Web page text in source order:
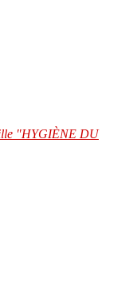
"HYGIÈNE DU